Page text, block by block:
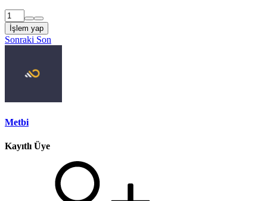
İşlem yap
Sonraki Son
Metbi
Kayıtlı Üye